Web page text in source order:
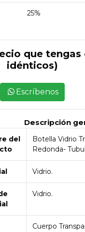
25%
que
idénticos)
Escríbenos
Descripción
del
Botella Vidrio
Redonda-
Vidrio.
Vidrio.
Cuerpo